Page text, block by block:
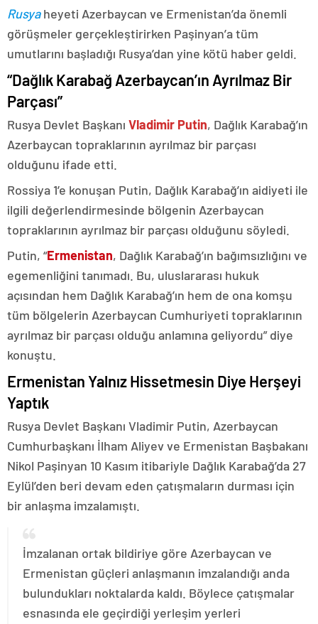
Rusyaheyeti Azerbaycan ve Ermenistan’da önemli
görüşmeler gerçekleştirirken Paşinyan’a tüm
umutlarını başladığı Rusya’dan yine kötü haber geldi.
“Dağlık Karabağ Azerbaycan’ın Ayrılmaz Bir
Parçası”
Rusya Devlet Başkanı Vladimir Putin, Dağlık Karabağ’ın
Azerbaycan topraklarının ayrılmaz bir parçası
olduğunu ifade etti.
Rossiya 1’e konuşan Putin, Dağlık Karabağ’ın aidiyeti ile
ilgili değerlendirmesinde bölgenin Azerbaycan
topraklarının ayrılmaz bir parçası olduğunu söyledi.
Putin, “Ermenistan, Dağlık Karabağ’ın bağımsızlığını ve
egemenliğini tanımadı. Bu, uluslararası hukuk
açısından hem Dağlık Karabağ’ın hem de ona komşu
tüm bölgelerin Azerbaycan Cumhuriyeti topraklarının
ayrılmaz bir parçası olduğu anlamına geliyordu” diye
konuştu.
Ermenistan Yalnız Hissetmesin Diye Herşeyi
Yaptık
Rusya Devlet Başkanı Vladimir Putin, Azerbaycan
Cumhurbaşkanı İlham Aliyev ve Ermenistan Başbakanı
Nikol Paşinyan 10 Kasım itibariyle Dağlık Karabağ’da 27
Eylül’den beri devam eden çatışmaların durması için
bir anlaşma imzalamıştı.
İmzalanan ortak bildiriye göre Azerbaycan ve
Ermenistan güçleri anlaşmanın imzalandığı anda
bulundukları noktalarda kaldı. Böylece çatışmalar
esnasında ele geçirdiği yerleşim yerleri